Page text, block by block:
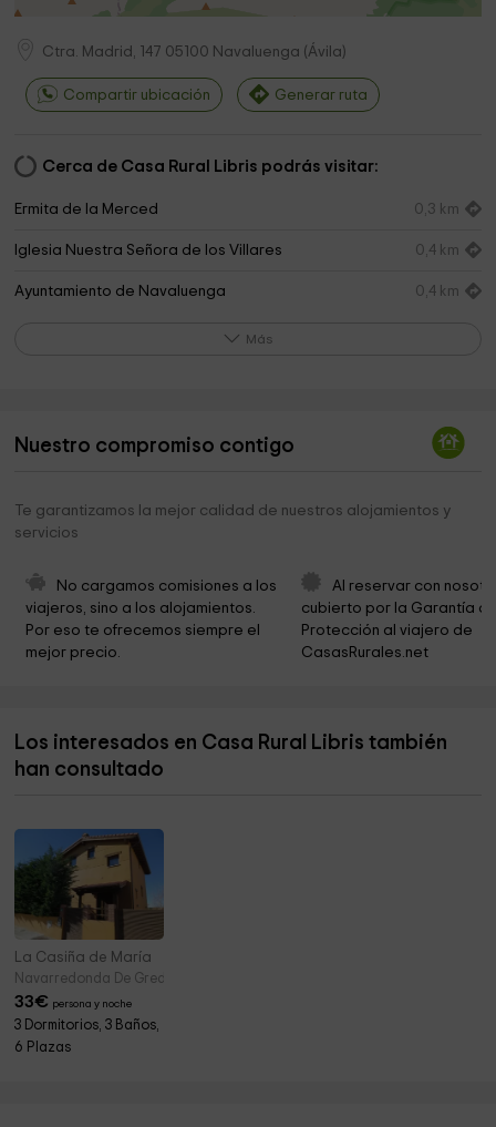
Ctra. Madrid, 147 05100 Navaluenga (Ávila)
Compartir ubicación Generar ruta
Cerca de Casa Rural Libris podrás visitar:
Ermita de la Merced 0,3 km
Iglesia Nuestra Señora de los Villares 0,4 km
Ayuntamiento de Navaluenga 0,4 km
Piscinas Naturales Navaluenga
Necrópolis de Fuenteavila 1,0 km
Ermita de la Virgen del Espino
Ermita de San Roque
Iglesia de la Abadía de la Asunción
City Council Burgohondo 6,2 km
Iglesia Nuestra Señora de la Asunción 6,3 km
Más
Nuestro compromiso contigo
Te garantizamos la mejor calidad de nuestros alojamientos y
servicios
No cargamos comisiones a los
viajeros, sino a los alojamientos.
Por eso te ofrecemos siempre el
mejor precio.
Al reservar con
cubierto por la Garantía
Protección al viajero de
CasasRurales.net
Los interesados en Casa Rural Libris también
han consultado
La Casiña de María
Navarredonda De Gredos (Ávila)
33€ persona y noche
3 Dormitorios, 3 Baños,
6 Plazas